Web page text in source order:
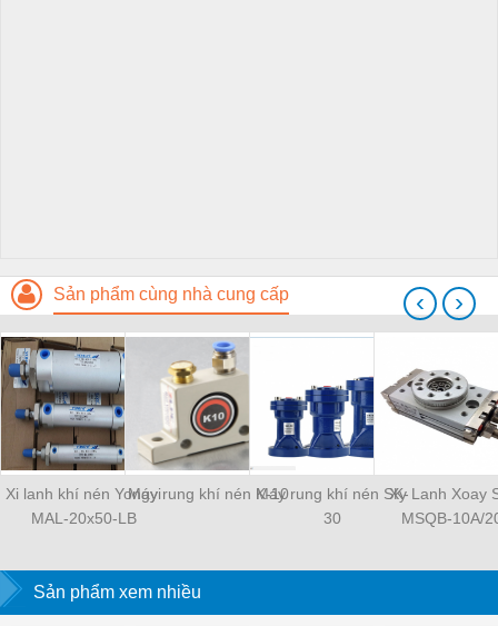
Sản phẩm cùng nhà cung cấp
Xi lanh khí nén Yongyi
MAL-20x50-LB
Máy rung khí nén K-10Máy rung khí nén SK-
30
Xy Lanh Xoay
MSQB-10A/
‹ ›
Sản phẩm xem nhiều